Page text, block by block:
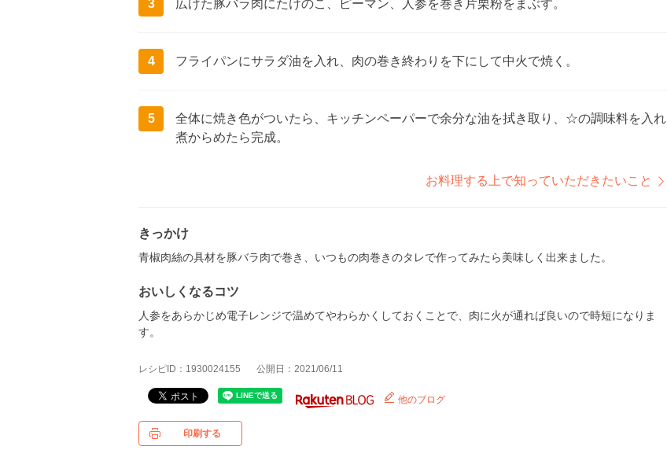
3 広げた豚バラ肉にたけのこ、ピーマン、人参を巻き片栗粉をまぶす。
4 フライパンにサラダ油を入れ、肉の巻き終わりを下にして中火で焼く。
5
全体に焼き色がついたら、キッチンペーパーで余分な油を拭き取り、☆の調味料を入れ
煮からめたら完成。
お料理する上で知っていただきたいこと
きっかけ
青椒肉絲の具材を豚バラ肉で巻き、いつもの肉巻きのタレで作ってみたら美味しく出来ました。
おいしくなるコツ
人参をあらかじめ電子レンジで温めてやわらかくしておくことで、肉に火が通れば良いので時短になりま
す。
レシピID：1930024155 公開日：2021/06/11
他のブログ
印刷する